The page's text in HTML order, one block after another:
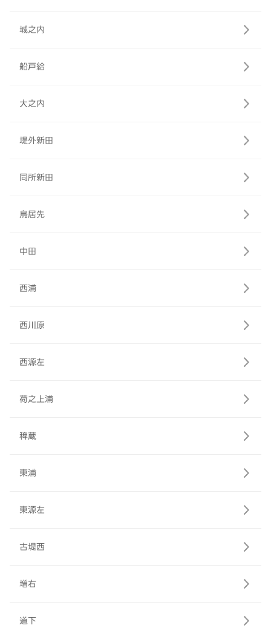
城之内
船戸給
大之内
堤外新田
同所新田
鳥居先
中田
西浦
西川原
西源左
荷之上浦
稗蔵
東浦
東源左
古堤西
増右
道下